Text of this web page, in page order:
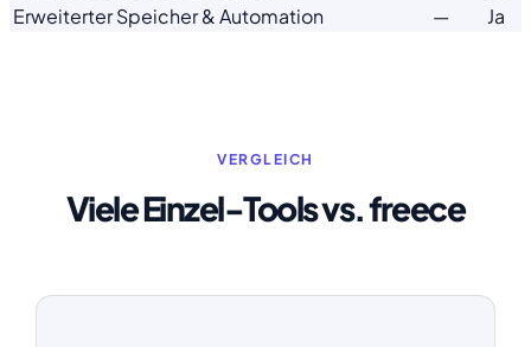
Erweiterter Speicher & Automation
— Ja
VERGLEICH
Viele Einzel-Tools vs. freece